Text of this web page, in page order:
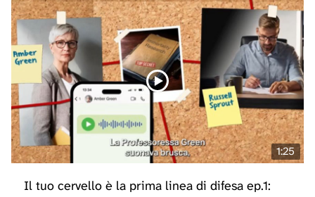
1:25
Il tuo cervello è la prima linea di difesa ep.1: